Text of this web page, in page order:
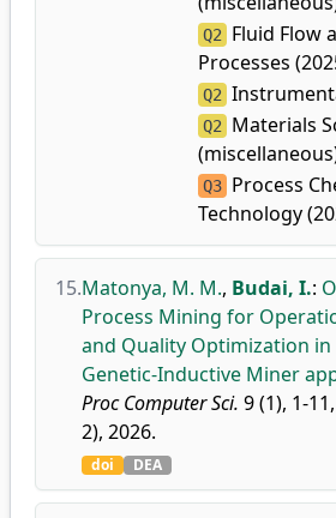
Q2 Fluid Flow
Processes
Q2
Q2 Materials
Q3 Process
Technology
15.Matonya, M. M., Budai, I.:
Process Mining for
and Quality Optimization
Genetic-Inductive Miner
Proc Computer Sci. 9 (1), 1-
2), 2026.
doi DEA